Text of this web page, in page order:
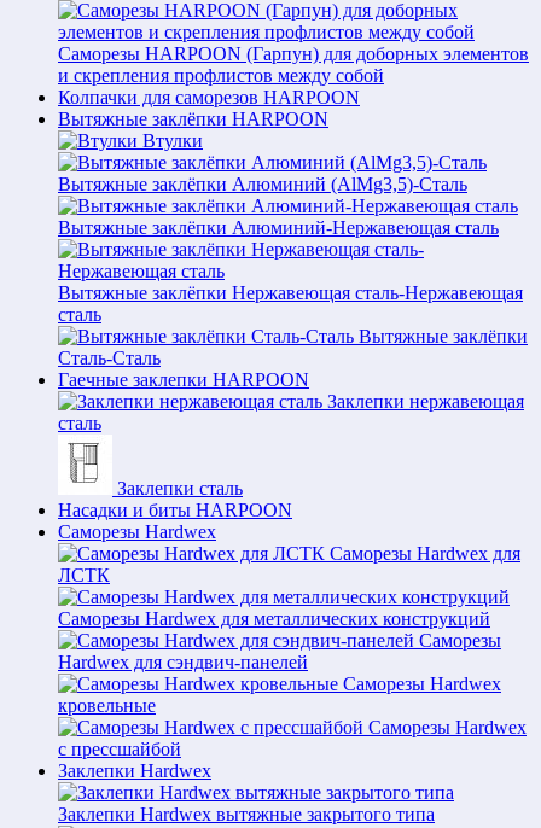
Саморезы HARPOON (Гарпун) для доборных элементов
и скрепления профлистов между собой
Колпачки для саморезов HARPOON
Вытяжные заклёпки HARPOON
Втулки
Вытяжные заклёпки Алюминий (AlMg3,5)-Сталь
Вытяжные заклёпки Алюминий-Нержавеющая сталь
Вытяжные заклёпки Нержавеющая сталь-Нержавеющая
сталь
Вытяжные заклёпки
Сталь-Сталь
Гаечные заклепки HARPOON
Заклепки нержавеющая
сталь
Заклепки сталь
Насадки и биты HARPOON
Саморезы Hardwex
Саморезы Hardwex для
ЛСТК
Саморезы Hardwex для металлических конструкций
Саморезы
Hardwex для сэндвич-панелей
Саморезы Hardwex
кровельные
Саморезы Hardwex
с прессшайбой
Заклепки Hardwex
Заклепки Hardwex вытяжные закрытого типа